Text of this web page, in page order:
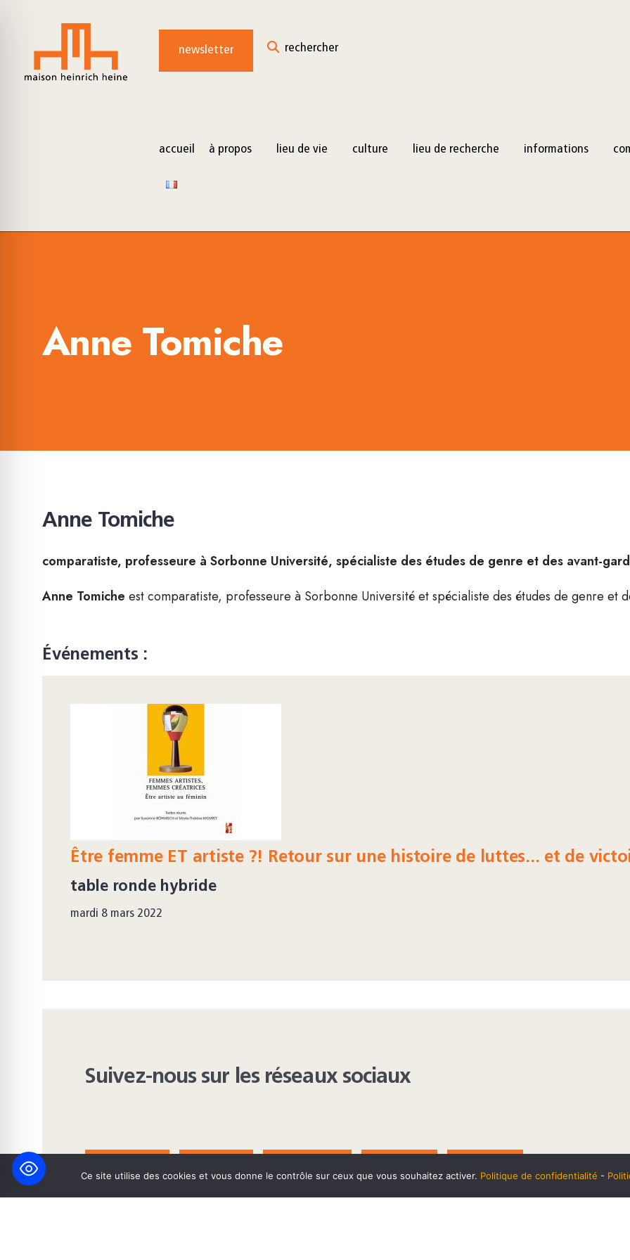
content
newsletter rechercher
accueil à propos lieu de vie culture lieu de recherche informations
Anne Tomiche
Anne Tomiche
comparatiste, professeure à Sorbonne Université, spécialiste des études de genre et des avant-
Anne Tomiche est comparatiste, professeure à Sorbonne Université et spécialiste des études de genre et
Événements :
Être femme ET artiste ?! Retour sur une histoire de luttes... et de
table ronde hybride
mardi 8 mars 2022
Suivez-nous sur les réseaux sociaux
Ce site utilise des cookies et vous donne le contrôle sur ceux que vous souhaitez activer. Politique de confidentialité -